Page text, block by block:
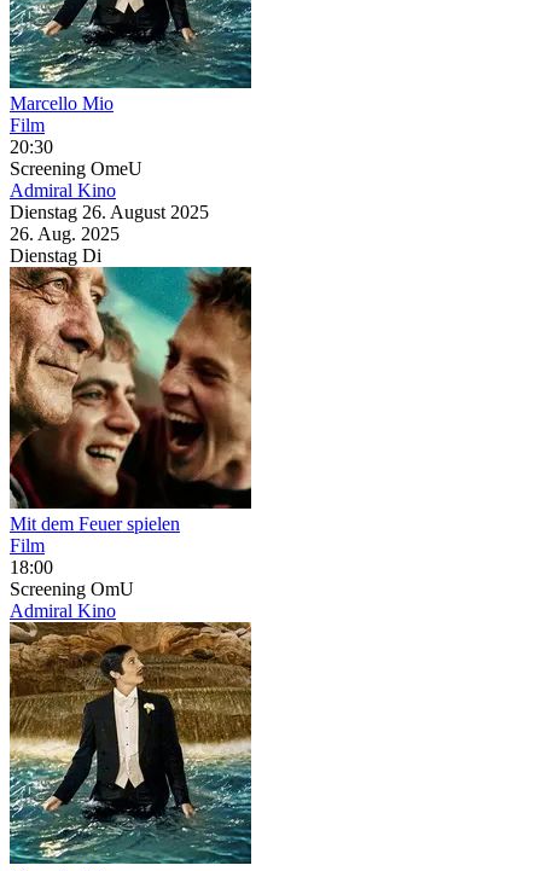
Marcello Mio
Film
20:30
Screening OmeU
Admiral Kino
Dienstag 26. August 2025
26. Aug. 2025
Dienstag Di
Mit dem Feuer spielen
Film
18:00
Screening OmU
Admiral Kino